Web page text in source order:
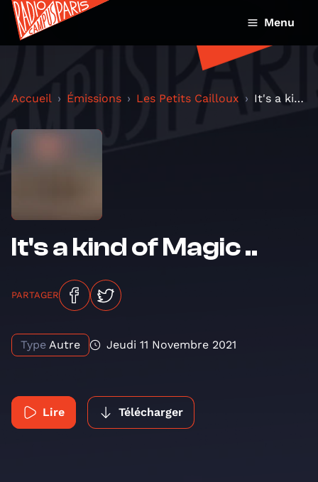
Menu
Accueil Émissions Les Petits Cailloux It's a kind of Magic ..
It's a kind of Magic ..
PARTAGER
Type Autre Jeudi 11 Novembre 2021
Lire Télécharger